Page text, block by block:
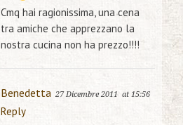
Cmq hai ragionissima, una cena
tra amiche che apprezzano la
nostra cucina non ha prezzo!!!!
Benedetta 27 Dicembre 2011 at 15:56
Reply